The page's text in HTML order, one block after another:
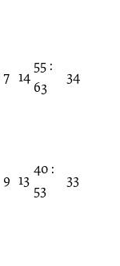
7 14
55 :
63
34
9 13
40 :
53
33